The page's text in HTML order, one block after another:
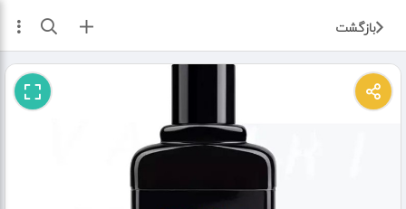
بازگشت ثبت آگهی